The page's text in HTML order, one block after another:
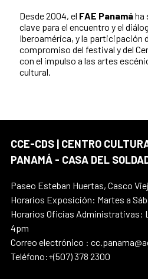
Desde 2004, el FAE Panamáha
clave para el encuentro y el
Iberoamérica, y la participación
compromiso del festival y del
con el impulso a las artes
cultural.
CCE-CDS | CENTRO
PANAMÁ - CASA DEL
Paseo Esteban Huertas, Casco
Horarios Exposición: Martes a
Horarios Oficias Administrativas:
4pm
Correo electrónico :
Teléfono:+(507) 378 2300